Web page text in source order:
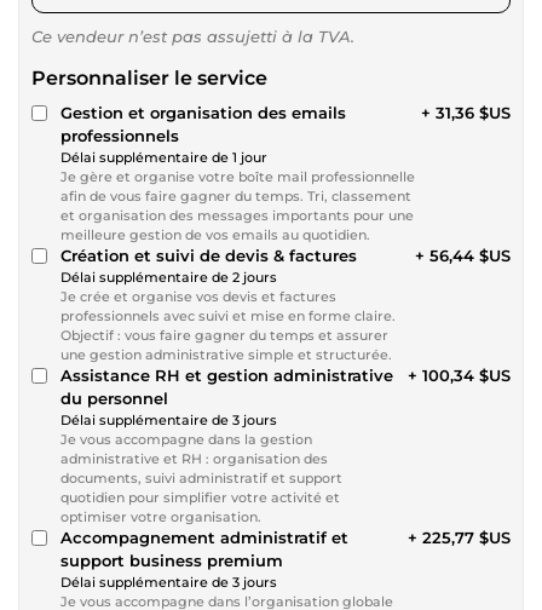
Ce vendeur n’est pas assujetti à la TVA.
Personnaliser le service
Gestion et organisation des emails
professionnels
Délai supplémentaire de 1 jour
Je gère et organise votre boîte mail professionnelle
afin de vous faire gagner du temps. Tri, classement
et organisation des messages importants pour une
meilleure gestion de vos emails au quotidien.
+ 31,36 $US
Création et suivi de devis & factures
Délai supplémentaire de 2 jours
Je crée et organise vos devis et factures
professionnels avec suivi et mise en forme claire.
Objectif : vous faire gagner du temps et assurer
une gestion administrative simple et structurée.
+ 56,44 $US
Assistance RH et gestion administrative
du personnel
Délai supplémentaire de 3 jours
Je vous accompagne dans la gestion
administrative et RH : organisation des
documents, suivi administratif et support
quotidien pour simplifier votre activité et
optimiser votre organisation.
+ 100,34 $US
Accompagnement administratif et
support business premium
Délai supplémentaire de 3 jours
Je vous accompagne dans l’organisation globale
+ 225,77 $US